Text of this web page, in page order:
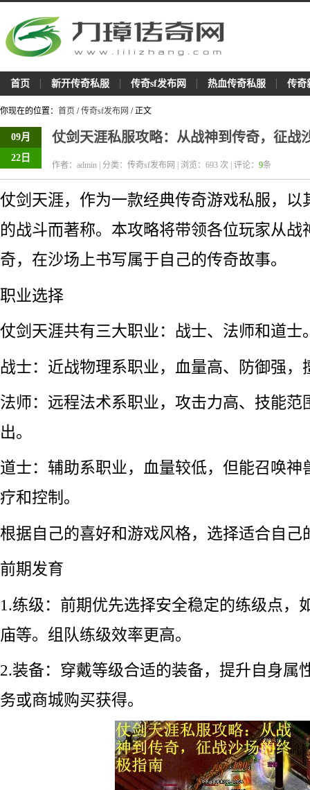
首页 新开传奇私服 传奇sf发布网 热血传奇私服 传奇
你现在的位置： 首页 /传奇sf发布网 / 正文
09月
22日
仗剑天涯私服攻略：从战神到传奇，征战
作者：admin | 分类：传奇sf发布网 | 浏览： 693 次 | 评论： 9条
仗剑天涯，作为一款经典传奇游戏私服，以
的战斗而著称。本攻略将带领各位玩家从战
奇，在沙场上书写属于自己的传奇故事。
职业选择
仗剑天涯共有三大职业：战士、法师和道士
战士：近战物理系职业，血量高、防御强，
法师：远程法术系职业，攻击力高、技能范
出。
道士：辅助系职业，血量较低，但能召唤神
疗和控制。
根据自己的喜好和游戏风格，选择适合自己
前期发育
1.练级：前期优先选择安全稳定的练级点，
庙等。组队练级效率更高。
2.装备：穿戴等级合适的装备，提升自身属
务或商城购买获得。